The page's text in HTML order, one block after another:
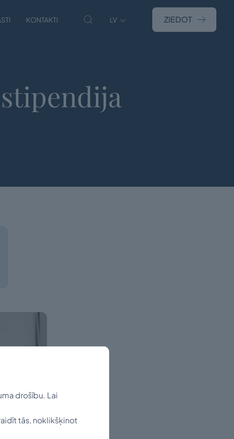
KONTAKTI LV ZIEDOT
drošību. Lai
tās, noklikšķinot